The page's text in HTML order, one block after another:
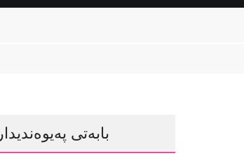
بابەتی پەیوەندیدار